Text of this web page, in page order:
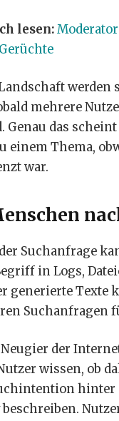
lesen:
werden
mehrere
das
einem Thema,
war.
Suchanfrage
in Logs,
generierte Texte
Suchanfragen
der
wissen, ob
hinter